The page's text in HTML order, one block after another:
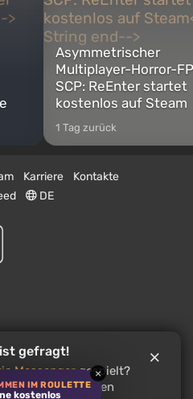
IM ROULETTE
kostenlos
×
Asymmetrischer
Multiplayer-Horror-
SCP: ReEnter startet
kostenlos auf Steam
1 Tag zurück
Karriere
Kontakte
DE
gefragt!
Messengergespielt?
Spiel anderen